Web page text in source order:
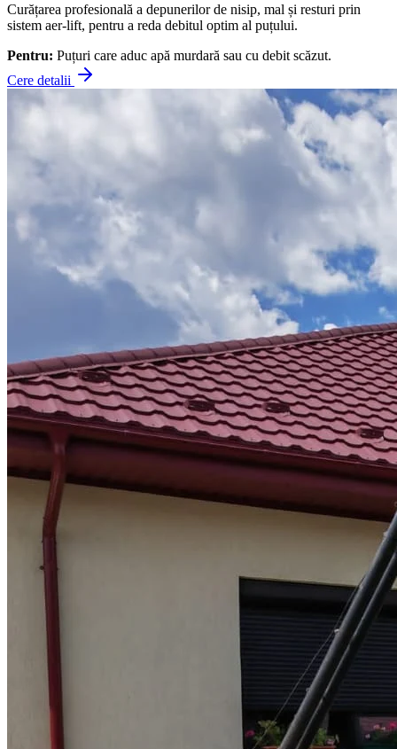
Curățarea profesională a depunerilor de nisip, mal și resturi prin
sistem aer-lift, pentru a reda debitul optim al puțului.
Pentru: Puțuri care aduc apă murdară sau cu debit scăzut.
Cere detalii